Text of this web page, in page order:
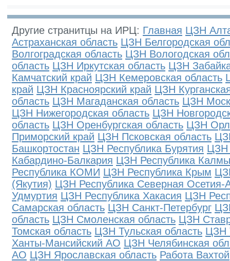
Другие странитцы на ИРЦ: Главная ЦЗН
Астраханская область ЦЗН Белгородская
Волгоградская область ЦЗН Вологодская
область ЦЗН Иркутская область ЦЗН
Камчатский край ЦЗН Кемеровская область
край ЦЗН Красноярский край ЦЗН
область ЦЗН Магаданская область ЦЗН
ЦЗН Нижегородская область ЦЗН
область ЦЗН Оренбургская область ЦЗН
Приморский край ЦЗН Псковская область
Башкортостан ЦЗН Республика Бурятия ЦЗН
Кабардино-Балкария ЦЗН Республика
Республика КОМИ ЦЗН Республика Крым
(Якутия) ЦЗН Республика Северная Осетия-
Удмуртия ЦЗН Республика Хакасия ЦЗН
Самарская область ЦЗН Санкт-Петербург
область ЦЗН Смоленская область ЦЗН
Томская область ЦЗН Тульская область ЦЗН
Ханты-Мансийский АО ЦЗН Челябинская
АО ЦЗН Ярославская область Работа Вахтой